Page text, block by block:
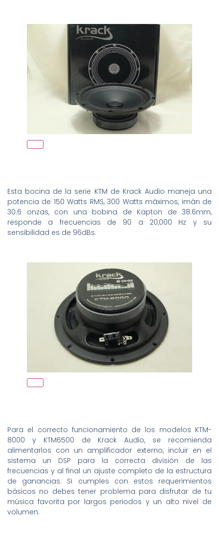
Esta bocina de la serie KTM de Krack Audio maneja una
potencia de 150 Watts RMS, 300 Watts máximos, imán de
30.6 onzas, con una bobina de Kapton de 38.6mm,
responde a frecuencias de 90 a 20,000 Hz y su
sensibilidad es de 96dBs.
Para el correcto funcionamiento de los modelos KTM-
8000 y KTM6500 de Krack Audio, se recomienda
alimentarlos con un amplificador externo, incluir en el
sistema un DSP para la correcta división de las
frecuencias y al final un ajuste completo de la estructura
de ganancias. Si cumples con estos requerimientos
básicos no debes tener problema para disfrutar de tu
música favorita por largos periodos y un alto nivel de
volumen.